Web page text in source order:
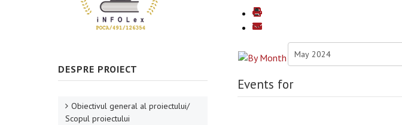
Events for
DESPRE PROIECT
Obiectivul general al proiectului/
Scopul proiectului